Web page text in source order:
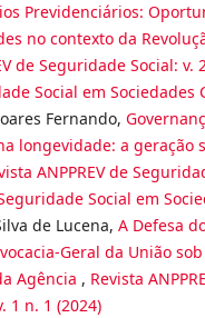
Previdenciários:
no contexto da
de Seguridade Social: v.
Social em Sociedades
Fernando,
longevidade: a geração
ANPPREV de
Social em
de Lucena, A Defesa
Geral da União
Agência , Revista
1 n. 1 (2024)